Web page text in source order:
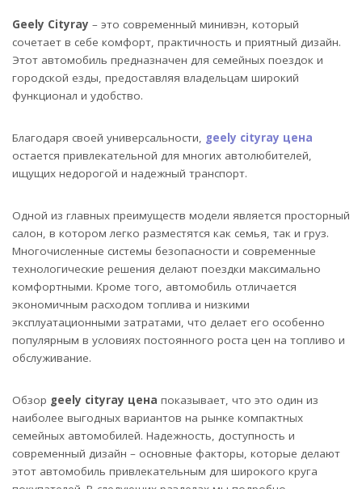
Geely Cityray – это современный минивэн, который
сочетает в себе комфорт, практичность и приятный дизайн.
Этот автомобиль предназначен для семейных поездок и
городской езды, предоставляя владельцам широкий
функционал и удобство.
Благодаря своей универсальности, geely cityray цена
остается привлекательной для многих автолюбителей,
ищущих недорогой и надежный транспорт.
Одной из главных преимуществ модели является просторный
салон, в котором легко разместятся как семья, так и груз.
Многочисленные системы безопасности и современные
технологические решения делают поездки максимально
комфортными. Кроме того, автомобиль отличается
экономичным расходом топлива и низкими
эксплуатационными затратами, что делает его особенно
популярным в условиях постоянного роста цен на топливо и
обслуживание.
Обзор geely cityray цена показывает, что это один из
наиболее выгодных вариантов на рынке компактных
семейных автомобилей. Надежность, доступность и
современный дизайн – основные факторы, которые делают
этот автомобиль привлекательным для широкого круга